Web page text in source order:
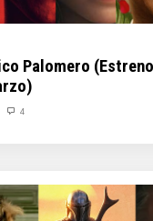
Palomero
4